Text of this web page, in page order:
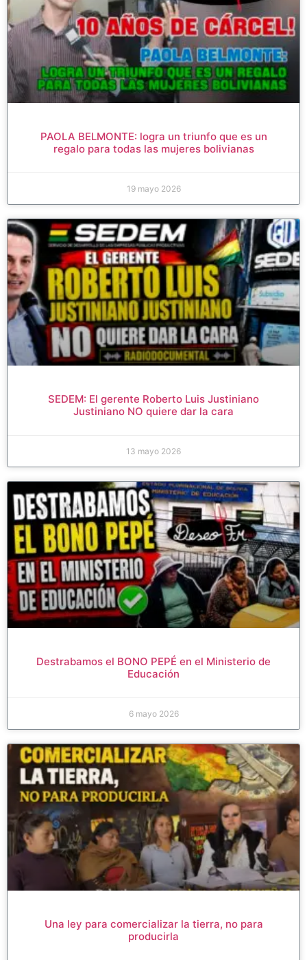
PAOLA BELMONTE: logra un triunfo que es un
regalo para todas las mujeres bolivianas
19 mayo 2026
SEDEM: El gerente Roberto Luis Justiniano
Justiniano NO quiere dar la cara
13 mayo 2026
Destrabamos el BONO PEPÉ en el Ministerio de
Educación
6 mayo 2026
Una ley para comercializar la tierra, no para
producirla